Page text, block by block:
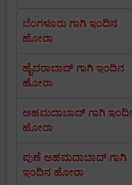
ಬೆಂಗಳೂರು ಗಾಗಿ ಇಂದಿನ
ಹೋರಾ
ಹೈದರಾಬಾದ್ ಗಾಗಿ ಇಂದಿನ
ಹೋರಾ
ಅಹಮದಾಬಾದ್ ಗಾಗಿ
ಹೋರಾ
ಪುಣೆ ಅಹಮದಾಬಾದ್ ಗಾಗಿ
ಇಂದಿನ ಹೋರಾ